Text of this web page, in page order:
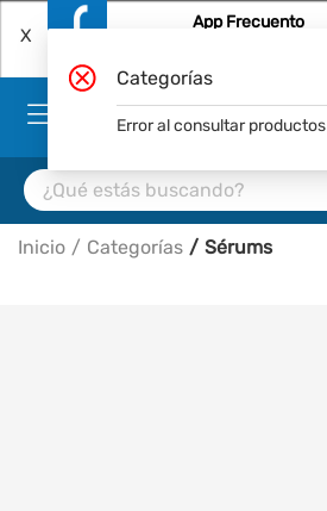
X
App Frecuento
Inicio Categorías Sérums
Categorías
Error al consultar productos